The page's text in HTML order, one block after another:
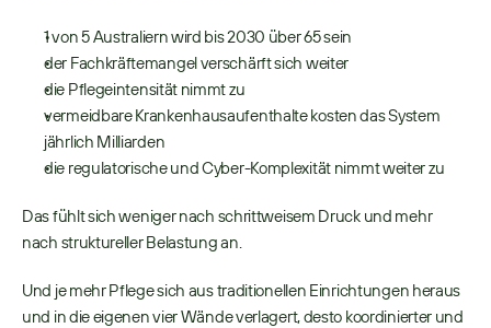
1 von 5 Australiern wird bis 2030 über 65 sein
der Fachkräftemangel verschärft sich weiter
die Pflegeintensität nimmt zu
vermeidbare Krankenhausaufenthalte kosten das System
jährlich Milliarden
die regulatorische und Cyber-Komplexität nimmt weiter zu
Das fühlt sich weniger nach schrittweisem Druck und mehr
nach struktureller Belastung an.
Und je mehr Pflege sich aus traditionellen Einrichtungen heraus
und in die eigenen vier Wände verlagert, desto koordinierter und